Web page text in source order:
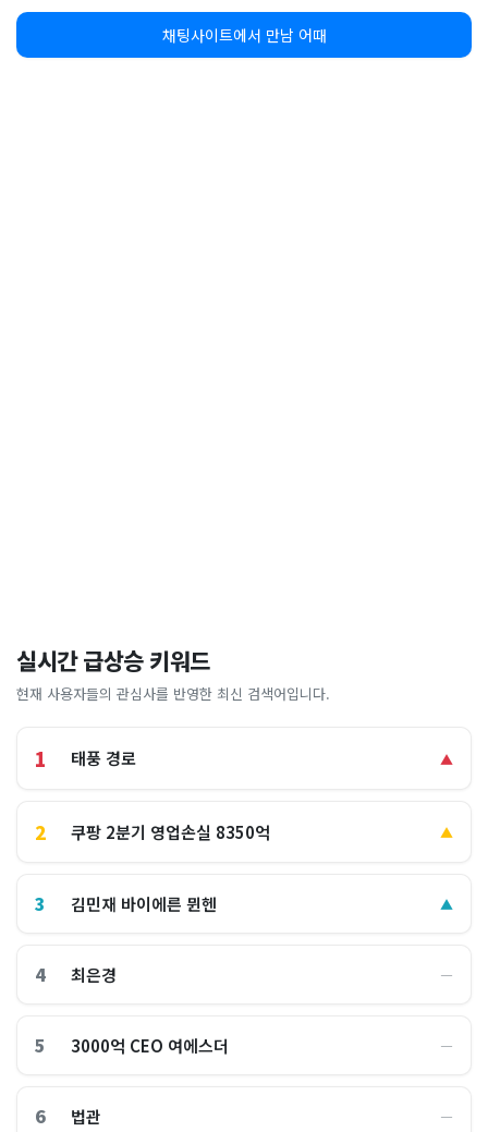
채팅사이트에서 만남 어때
실시간 급상승 키워드
현재 사용자들의 관심사를 반영한 최신 검색어입니다.
1 태풍 경로 ▲
2 쿠팡 2분기 영업손실 8350억 ▲
3 김민재 바이에른 뮌헨 ▲
4 최은경 ―
5 3000억 CEO 여에스더 ―
6 법관 ―